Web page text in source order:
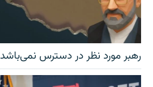
رهبر مورد نظر در دسترس نمی‌باشد